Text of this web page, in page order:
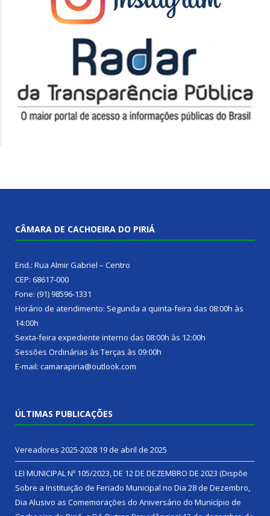
CÂMARA DE CACHOEIRA DO PIRIÁ
End.: Rua Almir Gabriel – Centro
CEP: 68617-000
Fone: (91) 98596-1331
Horário de atendimento: Segunda a quinta-feira das 08:00h às
14:00h
Sexta-feira expediente interno das 08:00h às 12:00h
Sessões Ordinárias às Terças às 09:00h
E-mail: camarapiria@outlook.com
ÚLTIMAS PUBLICAÇÕES
Vereadores 2025-2028 19 de abril de 2025
LEI MUNICIPAL Nº 105/2023, DE 12 DE DEZEMBRO DE 2023 (Dispõe
Sobre a Instituição de Feriado Municipal no Dia 28 de Dezembro,
Dia Alusivo as Comemorações do Aniversário do Município de